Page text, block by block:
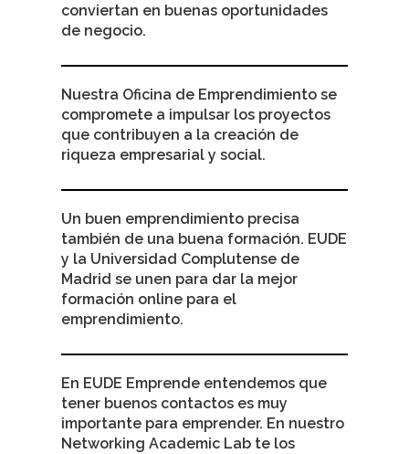
conviertan en buenas oportunidades
de negocio.
Nuestra Oficina de Emprendimiento se
compromete a impulsar los proyectos
que contribuyen a la creación de
riqueza empresarial y social.
Un buen emprendimiento precisa
también de una buena formación. EUDE
y la Universidad Complutense de
Madrid se unen para dar la mejor
formación online para el
emprendimiento.
En EUDE Emprende entendemos que
tener buenos contactos es muy
importante para emprender. En nuestro
Networking Academic Lab te los